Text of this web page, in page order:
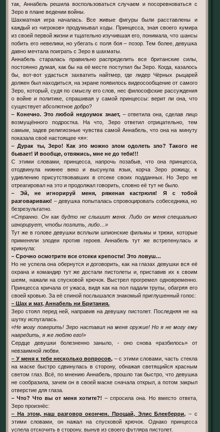
так, Аннабель решила воспользоваться случаем и посоревноваться с
Зеро в плане ведении войны.
Шахматная игра началась. Все живые фигуры были расставлены и
каждый из «игроков» продумывал ходы. Принцесса, зная своего кумира
из своей первой жизни и тщательно изучившая его, понимала, что шансы
побить его невелики, но убегать с поля боя – позор. Тем более, девушка
давно мечтала поиграть с Зеро в шахматы.
Аннабель старалась правильно распределить все британские силы,
постоянно думая, как бы на её месте поступил бы Зеро. Когда, казалось
бы, вот-вот удасться захватить найтмер, где лидер Чёрных рыцарей
должен был находиться, на экране появилось видеосообщение от самого
Зеро, который, судя по смыслу его слов, нес философские рассуждения
о войне и политике, спрашивая у самой принцессы: верит ли она, что
существует абсолютное добро?
– Конечно. Это любой недоумок знает,– ответила она, сделав лицо
возмущённого подростка. На что, Зеро ответил отрицательно, тем
самым, задев религиозные чувства самой Аннабель, что она на минуту
показала своё настоящее «я»:
– Дурак ты, Зеро! Как это можно злом одолеть зло? Такого не
бывает! И вообще, отвяжись, мне не до тебя!!!
С этими словами, принцесса, напрочь позабыв, что она принцесса,
отодвинула нижнее веко и высунула язык, корча Зеро рожицу, к
удивлению присутствовавших в отсеке своих подданных. Но Зеро не
отреагировал на это и продолжал говорить, словно её тут не было.
– Эй, не игнорируй меня, ряженая кастрюля! Я с тобой
разговариваю! – девушка попыталась спровоцировать собеседника, но
безрезультатно.
«Странно. Он как будто не слышит меня. Либо он меня специально
игнорирует, чтобы позлить, либо…»
Тут же в голове девушки всплыли шпионские фильмы и трюки, которые
применяли злодеи против героев. Аннабель тут же встрепенулась и
крикнула:
– Срочно осмотрите все отсеки крепости! Это ловуш…
Но не успела она обернутся и договорить, как на глазах девушки вся её
охрана и командир тут же достали пистолеты и, приставив их к своим
шеям, нажали на спусковой крючок. Выстрел прогремел одновременно.
Принцесса кричала от ужаса, видя как на пол падали трупы, обагряя его
своей кровью. За её спиной послышался знакомый приглушенный голос:
– Шах и мат, Аннабель ни Британия.
Зеро стоял перед ней, направив на девушку пистолет. Последняя не на
шутку испугалась.
«Не могу поверить! Зеро наставил на меня оружие! Но я не могу ему
навредить, я же люблю его!»
Сердце девушки болезненно заныло, - оно снова «разбилось» от
невзаимной любви.
– У меня к тебе несколько вопросов, – с этими словами, часть стекла
на маске быстро сдвинулась в сторону, обнажая светящийся красным
светом глаз. Всё, по мнению Аннабель, прошло так быстро, что девушка
не сообразила, зачем он в своей маске сначала открыл, а потом закрыл
отверстие для глаза.
– Что? Что вы от меня хотите?! – спросила она. Но вместо ответа,
Зеро произнёс:
– На этом, наш разговор окончен. Прощай, Элис Блекберри, – с
этими словами, он нажал на спусковой крючок. Однако принцесса
успела отскочить в сторону, вынув из своего футляра пистолет.